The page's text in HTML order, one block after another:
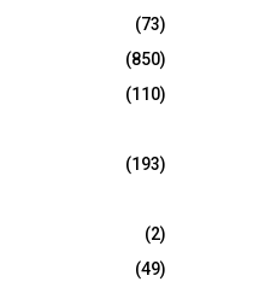
(73)
(850)
(110)
(193)
(2)
(49)